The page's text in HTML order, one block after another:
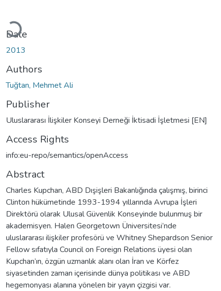
Loading...
Date
2013
Authors
Tuğtan, Mehmet Ali
Publisher
Uluslararası İlişkiler Konseyi Derneği İktisadi İşletmesi [EN]
Access Rights
info:eu-repo/semantics/openAccess
Abstract
Charles Kupchan, ABD Dışişleri Bakanlığında çalışmış, birinci
Clinton hükümetinde 1993-1994 yıllarında Avrupa İşleri
Direktörü olarak Ulusal Güvenlik Konseyinde bulunmuş bir
akademisyen. Halen Georgetown Üniversitesi’nde
uluslararası ilişkiler profesörü ve Whitney Shepardson Senior
Fellow sıfatıyla Council on Foreign Relations üyesi olan
Kupchan’ın, özgün uzmanlık alanı olan İran ve Körfez
siyasetinden zaman içerisinde dünya politikası ve ABD
hegemonyası alanına yönelen bir yayın çizgisi var.